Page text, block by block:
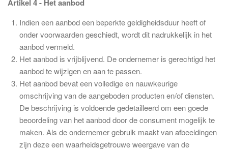
Artikel 4 - Het aanbod
Indien een aanbod een beperkte geldigheidsduur heeft of
onder voorwaarden geschiedt, wordt dit nadrukkelijk in het
aanbod vermeld.
Het aanbod is vrijblijvend. De ondernemer is gerechtigd het
aanbod te wijzigen en aan te passen.
Het aanbod bevat een volledige en nauwkeurige
omschrijving van de aangeboden producten en/of diensten.
De beschrijving is voldoende gedetailleerd om een goede
beoordeling van het aanbod door de consument mogelijk te
maken. Als de ondernemer gebruik maakt van afbeeldingen
zijn deze een waarheidsgetrouwe weergave van de